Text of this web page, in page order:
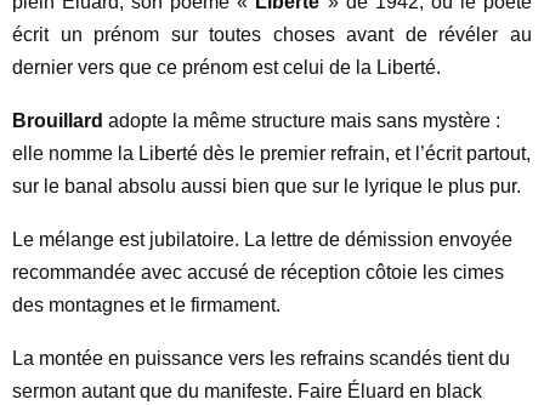
écrit un prénom sur toutes choses avant de révéler au
dernier vers que ce prénom est celui de la Liberté.
Brouillard adopte la même structure mais sans mystère :
elle nomme la Liberté dès le premier refrain, et l’écrit partout,
sur le banal absolu aussi bien que sur le lyrique le plus pur.
Le mélange est jubilatoire. La lettre de démission envoyée
recommandée avec accusé de réception côtoie les cimes
des montagnes et le firmament.
La montée en puissance vers les refrains scandés tient du
sermon autant que du manifeste. Faire Éluard en black